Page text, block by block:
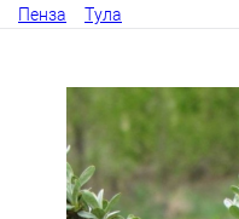
Пенза
Тула